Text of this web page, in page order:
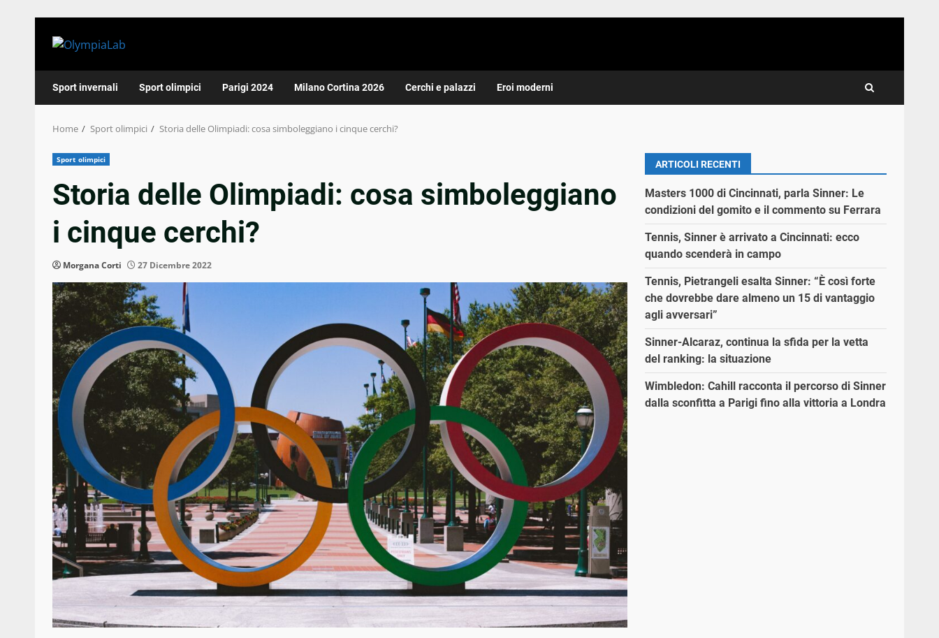
Sport invernali Sport olimpici Parigi 2024 Milano Cortina 2026 Cerchi e palazzi Eroi moderni
Home Sport olimpici Storia delle Olimpiadi: cosa simboleggiano i cinque cerchi?
Sport olimpici
Storia delle Olimpiadi: cosa simboleggiano
i cinque cerchi?
Morgana Corti 27 Dicembre 2022
ARTICOLI RECENTI
Masters 1000 di Cincinnati, parla Sinner: Le
condizioni del gomito e il commento su Ferrara
Tennis, Sinner è arrivato a Cincinnati: ecco
quando scenderà in campo
Tennis, Pietrangeli esalta Sinner: “È così forte
che dovrebbe dare almeno un 15 di vantaggio
agli avversari”
Sinner-Alcaraz, continua la sfida per la vetta
del ranking: la situazione
Wimbledon: Cahill racconta il percorso di Sinner
dalla sconfitta a Parigi fino alla vittoria a Londra